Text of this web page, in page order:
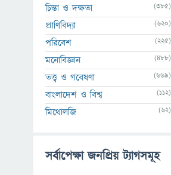
চিন্তা ও দক্ষতা (385)
প্রাণিবিদ্যা (620)
পরিবেশ (225)
মনোবিজ্ঞান (488)
তত্ত্ব ও গবেষণা (669)
বাংলাদেশ ও বিশ্ব (112)
মিথোলজি (62)
সর্বাপেক্ষা জনপ্রিয় ট্যাগসমূহ